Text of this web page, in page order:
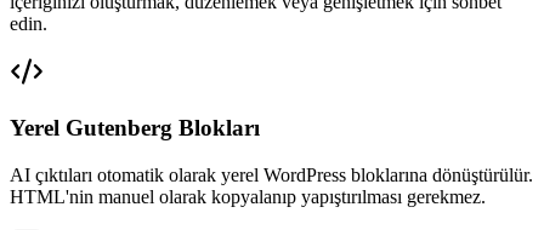
edin.
Yerel Gutenberg Blokları
AI çıktıları otomatik olarak yerel WordPress bloklarına dönüştürülür.
HTML'nin manuel olarak kopyalanıp yapıştırılması gerekmez.